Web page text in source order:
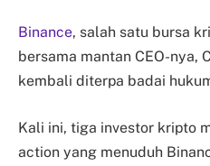
Binance, salah satu bursa
bersama mantan CEO-nya,
kembali diterpa badai
Kali ini, tiga investor kripto
action yang menuduh